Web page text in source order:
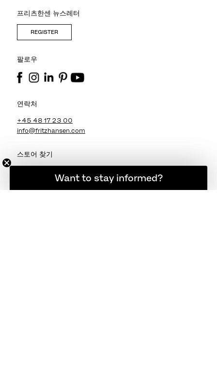
프리츠한센 뉴스레터
REGISTER
팔로우
연락처
+45 48 17 23 00
info@fritzhansen.com
스토어 찾기
매장 찾기소식을 계속 받아보고 싶으신가요?
Want to stay informed?